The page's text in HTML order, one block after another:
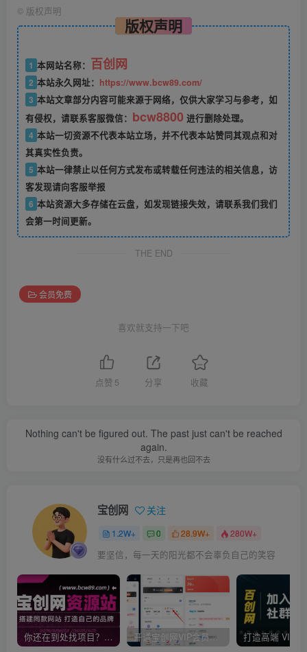
© 版权声明
版权声明
1 本网站名称： 百创网
2 本站永久网址： https://www.bcw89.com/
3 本站文章部分内容可能来源于网络，仅供大家学习与参考，如
有侵权，请联系客服微信： bcw8800 进行删除处理。
4 本站一切资源不代表本站立场，并不代表本站赞同其观点和对
其真实性负责。
5 本站一律禁止以任何方式发布或转载任何违法的相关信息，访
客发现请向客服举报
6 本站资源大多存储在云盘，如发现链接失效，请联系我们我们
会第一时间更新。
THE END
会员免费
喜欢就支持一下吧
点赞 5 分享 收藏
Nothing can't be figured out. The past just can't be reached
again.
没有什么过不去，只是再也回不去
宝创网 关注
1.2W+ 0 28.9W+ 280W+
要坚信，每一天的阳光都不会辜负自己的笑容
你还在到处找项目？还在当韭菜？我靠卖项目一个月收入5万+，曾经我也是个失败者。 开通宝创网VIP会员，尊享全站资源免费下载，享70%的推广提成！！【限时五折优惠】